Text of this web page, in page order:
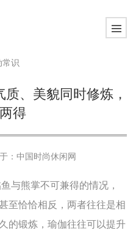
常识
、美貌同时修炼，
得
： 中国时尚休闲网
与熊掌不可兼得的情况，
至恰恰相反，两者往往是相
的锻炼，瑜伽往往可以提升